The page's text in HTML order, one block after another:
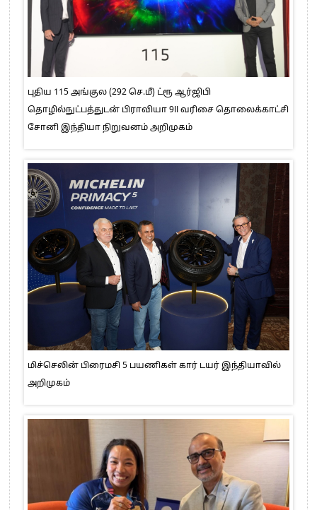
புதிய 115 அங்குல (292 செ.மீ) ட்ரூ ஆர்ஜிபி
தொழில்நுட்பத்துடன் பிராவியா 9II வரிசை தொலைக்காட்சி
சோனி இந்தியா நிறுவனம் அறிமுகம்
மிச்செலின் பிரைமசி 5 பயணிகள் கார் டயர் இந்தியாவில்
அறிமுகம்